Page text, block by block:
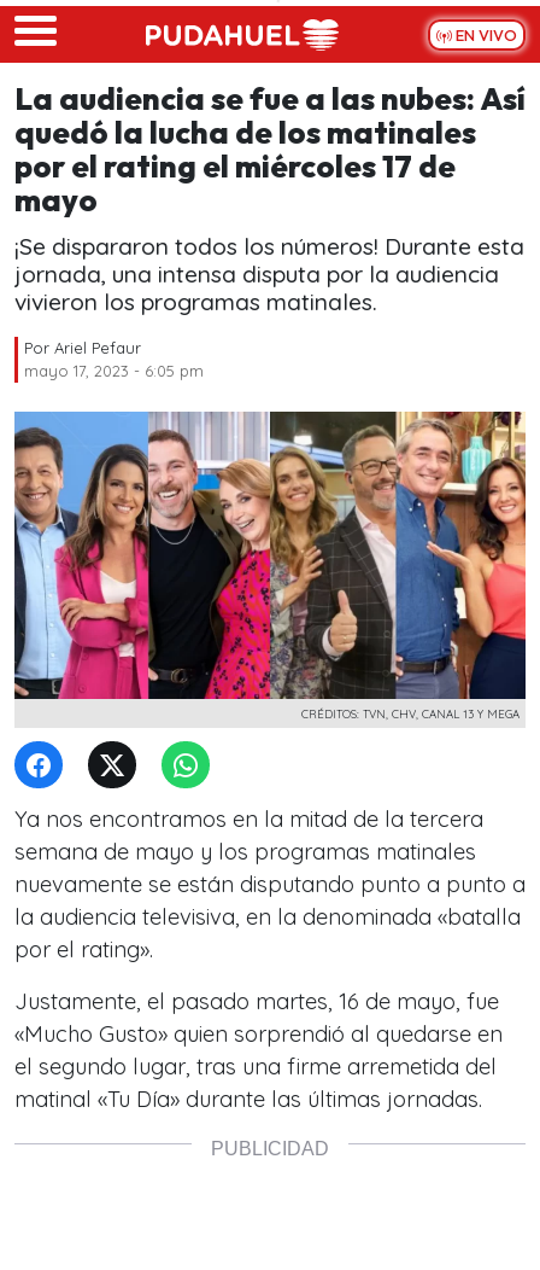
Skip to main content
EN VIVO
La audiencia se fue a las nubes: Así
quedó la lucha de los matinales
por el rating el miércoles 17 de
mayo
¡Se dispararon todos los números! Durante esta
jornada, una intensa disputa por la audiencia
vivieron los programas matinales.
Por Ariel Pefaur
mayo 17, 2023 - 6:05 pm
CRÉDITOS: TVN, CHV, CANAL 13 Y MEGA
Ya nos encontramos en la mitad de la tercera
semana de mayo y los programas matinales
nuevamente se están disputando punto a punto a
la audiencia televisiva, en la denominada «batalla
por el rating».
Justamente, el pasado martes, 16 de mayo, fue
«Mucho Gusto» quien sorprendió al quedarse en
el segundo lugar, tras una firme arremetida del
matinal «Tu Día» durante las últimas jornadas.